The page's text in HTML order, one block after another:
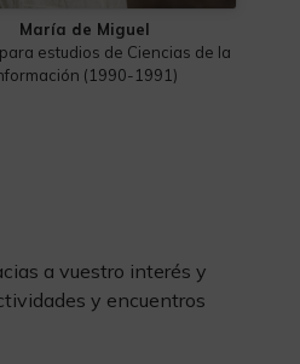
María de Miguel
estudios de Ciencias de la
(1990-1991)
a vuestro interés y
y encuentros